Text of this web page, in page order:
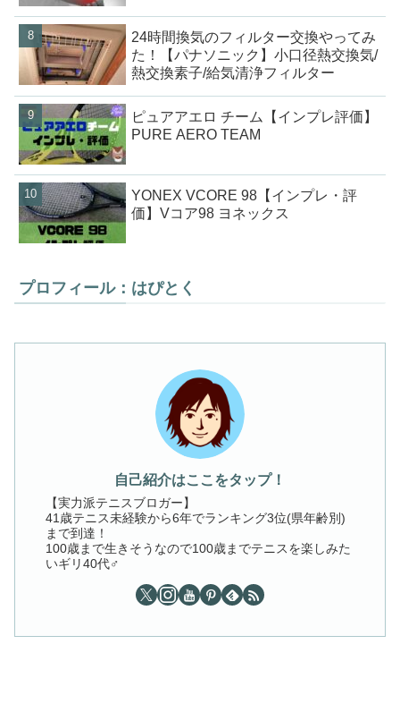
24時間換気のフィルター交換やってみ
た！【パナソニック】小口径熱交換気/
熱交換素子/給気清浄フィルター
ピュアアエロ チーム【インプレ評価】
PURE AERO TEAM
YONEX VCORE 98【インプレ・評
価】Vコア98 ヨネックス
プロフィール：はぴとく
自己紹介はここをタップ！
【実力派テニスブロガー】
41歳テニス未経験から6年でランキング3位(県年齢別)
まで到達！
100歳まで生きそうなので100歳までテニスを楽しみた
いギリ40代♂